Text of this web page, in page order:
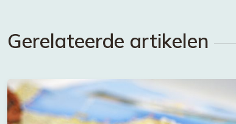
Gerelateerde artikelen